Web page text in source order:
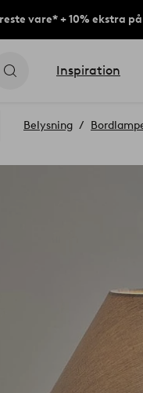
vare* + 10% ekstra
Inspiration
Belysning